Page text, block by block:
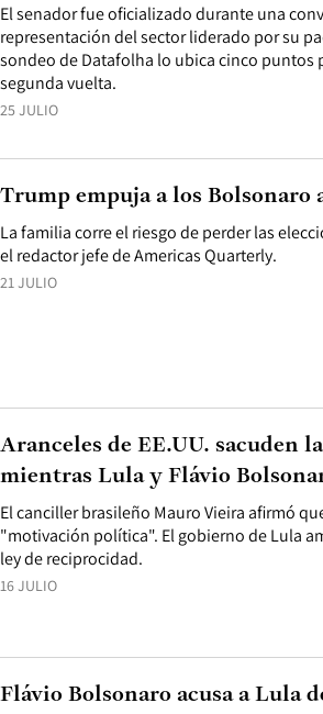
25 JULIO
El senador fue oficializado durante una
representación del sector liderado por su
sondeo de Datafolha lo ubica cinco
segunda vuelta.
21 JULIO
La familia corre el riesgo de perder las
el redactor jefe de Americas Quarterly.
Trump empuja a los
16 JULIO
El canciller brasileño Mauro Vieira afirmó
"motivación política". El gobierno de Lula
ley de reciprocidad.
Aranceles de EE.UU. sacuden
mientras Lula y Flávio
Flávio Bolsonaro acusa a Lula